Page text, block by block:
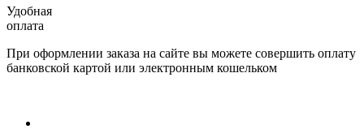
Удобная
оплата
При оформлении заказа на сайте вы можете совершить оплату
банковской картой или электронным кошельком